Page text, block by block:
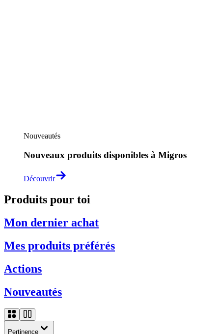
Nouveautés
Nouveaux produits disponibles à Migros
Découvrir
Produits pour toi
Mon dernier achat
Mes produits préférés
Actions
Nouveautés
Pertinence